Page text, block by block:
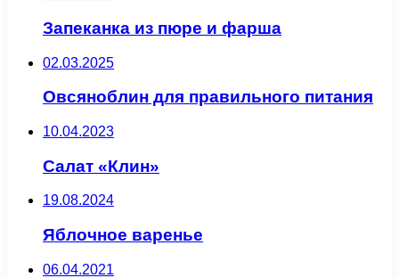
Запеканка из пюре и фарша
02.03.2025
Овсяноблин для правильного питания
10.04.2023
Салат «Клин»
19.08.2024
Яблочное варенье
06.04.2021